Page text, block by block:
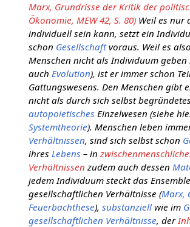
Marx, Grundrisse der Kritik der
Ökonomie, MEW 42, S. 80)Weil es nur
individuell sein kann, setzt ein
schon Gesellschaftvoraus. Weil es
Menschen nicht als Individuum geben
auch Evolution), ist er immer schon
Gattungswesens. Den Menschen gibt
nicht als durch sich selbst begründetes
autopoietisches Einzelwesen (siehe
Systemtheorie). Menschen leben
Verhältnissen, sind sich selbst schon
ihres Lebens – in
Verhältnissen zudem auch dessen
jedem Individuum steckt das
gesellschaftlichen Verhältnisse (Marx,
Feuerbachthese), substanziellwie im
gesellschaftlichen Verhältnisse, der